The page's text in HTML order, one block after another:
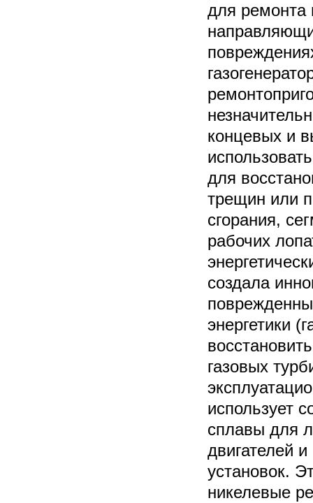
для ремонта
концевых и
для
трещин или
сгорания,
рабочих
создала
энергетики
газовых
использует
сплавы для
двигателей
установок.
никелевые